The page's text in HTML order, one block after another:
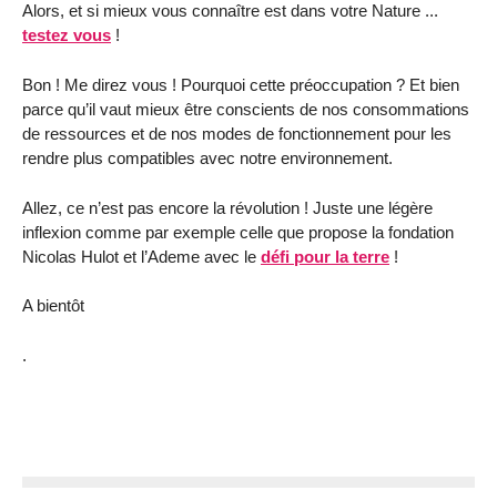
Alors, et si mieux vous connaître est dans votre Nature ...
testez vous !
Bon ! Me direz vous ! Pourquoi cette préoccupation ? Et bien
parce qu’il vaut mieux être conscients de nos consommations
de ressources et de nos modes de fonctionnement pour les
rendre plus compatibles avec notre environnement.
Allez, ce n’est pas encore la révolution ! Juste une légère
inflexion comme par exemple celle que propose la fondation
Nicolas Hulot et l’Ademe avec le défi pour la terre !
A bientôt
.